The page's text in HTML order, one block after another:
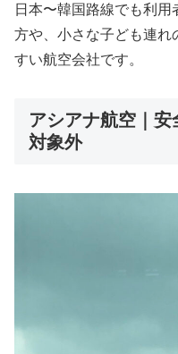
日本〜韓国路線でも利用
方や、小さな子ども連れ
すい航空会社です。
アシアナ航空｜
対象外